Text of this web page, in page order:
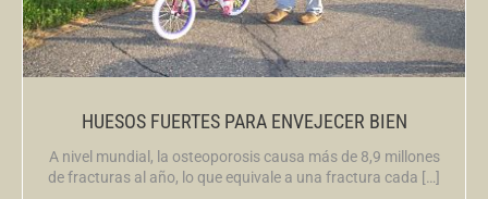
HUESOS FUERTES PARA ENVEJECER BIEN
A nivel mundial, la osteoporosis causa más de 8,9 millones
de fracturas al año, lo que equivale a una fractura cada […]